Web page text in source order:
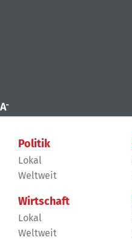
Politik
Lokal
Weltweit
Wirtschaft
Lokal
Weltweit